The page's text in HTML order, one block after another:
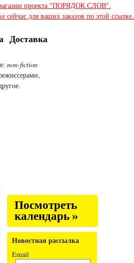
проекта "ПОРЯДОК СЛОВ".
сейчас для ваших заказов по этой ссылке.
Доставка
non-fiction
Посмотреть
календарь »
Новостная рассылка
Email